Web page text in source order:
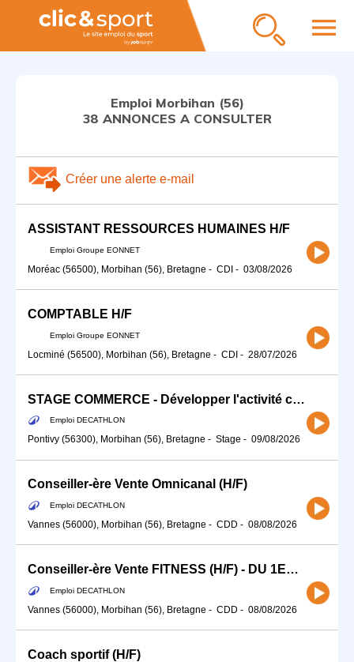
menu
Emploi Morbihan (56)
38 ANNONCES A CONSULTER
Créer une alerte e-mail
ASSISTANT RESSOURCES HUMAINES H/F
Emploi Groupe EONNET
Moréac (56500), Morbihan (56), Bretagne - CDI - 03/08/2026
COMPTABLE H/F
Emploi Groupe EONNET
Locminé (56500), Morbihan (56), Bretagne - CDI - 28/07/2026
STAGE COMMERCE - Développer l'activité commerciale de ton sport (H/F)
Emploi DECATHLON
Pontivy (56300), Morbihan (56), Bretagne - Stage - 09/08/2026
Conseiller-ère Vente Omnicanal (H/F)
Emploi DECATHLON
Vannes (56000), Morbihan (56), Bretagne - CDD - 08/08/2026
Conseiller-ère Vente FITNESS (H/F) - DU 1ER A MI-SEPTEMBRE
Emploi DECATHLON
Vannes (56000), Morbihan (56), Bretagne - CDD - 08/08/2026
Coach sportif (H/F)